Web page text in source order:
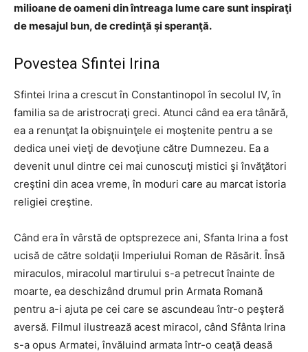
milioane de oameni din întreaga lume care sunt inspiraţi
de mesajul bun, de credinţă şi speranţă.
Povestea Sfintei Irina
Sfintei Irina a crescut în Constantinopol în secolul IV, în
familia sa de aristrocraţi greci. Atunci când ea era tânără,
ea a renunţat la obişnuinţele ei moştenite pentru a se
dedica unei vieţi de devoţiune către Dumnezeu. Ea a
devenit unul dintre cei mai cunoscuţi mistici şi învăţători
creştini din acea vreme, în moduri care au marcat istoria
religiei creştine.
Când era în vârstă de optsprezece ani, Sfanta Irina a fost
ucisă de către soldaţii Imperiului Roman de Răsărit. Însă
miraculos, miracolul martirului s-a petrecut înainte de
moarte, ea deschizând drumul prin Armata Romană
pentru a-i ajuta pe cei care se ascundeau într-o peşteră
aversă. Filmul ilustrează acest miracol, când Sfânta Irina
s-a opus Armatei, învăluind armata într-o ceaţă deasă